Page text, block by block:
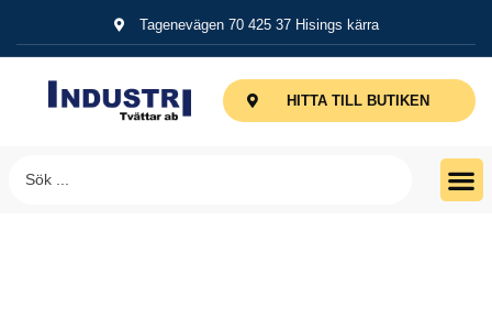
Tagenevägen 70 425 37 Hisings kärra
HITTA TILL BUTIKEN